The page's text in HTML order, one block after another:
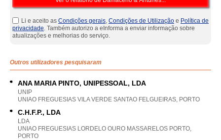
Li e aceito as Condições gerais, Condições de Utilização e Política de
privacidade. Também autorizo a eInforma a enviar informação sobre
atualizações e melhorias do serviço.
Outros utilizadores pesquisaram
ANA MARIA PINTO, UNIPESSOAL, LDA
UNIP
UNIAO FREGUESIAS VILA VERDE SANTAO FELGUEIRAS, PORTO
C.H.F.P., LDA
LDA
UNIAO FREGUESIAS LORDELO OURO MASSARELOS PORTO,
PORTO